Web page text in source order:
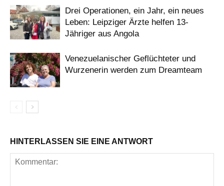
Drei Operationen, ein Jahr, ein neues
Leben: Leipziger Ärzte helfen 13-
Jähriger aus Angola
Venezuelanischer Geflüchteter und
Wurzenerin werden zum Dreamteam
HINTERLASSEN SIE EINE ANTWORT